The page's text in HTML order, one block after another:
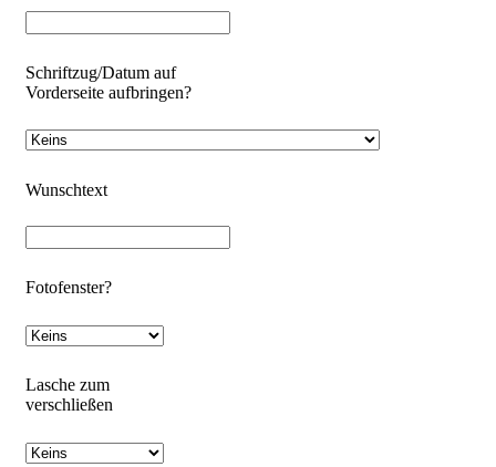
Schriftzug/Datum auf
Vorderseite aufbringen?
Wunschtext
Fotofenster?
Lasche zum
verschließen